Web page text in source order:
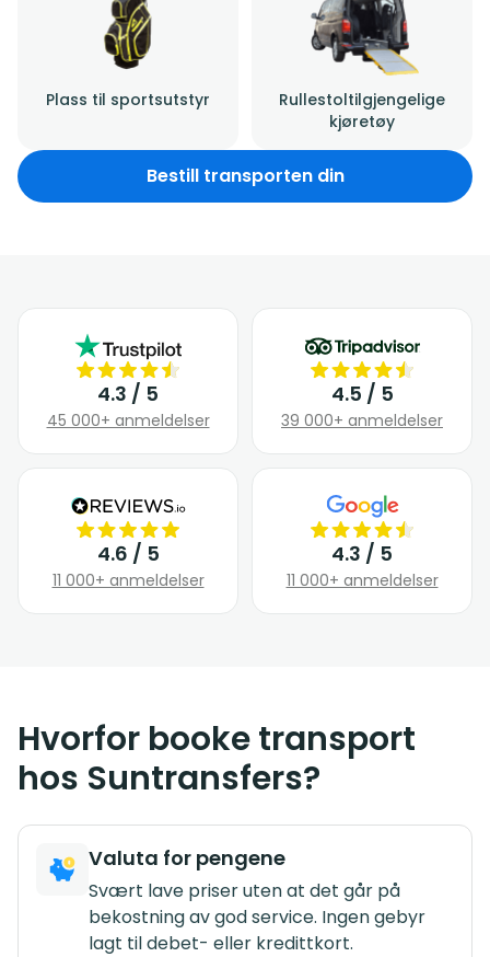
Plass til sportsutstyr
Rullestoltilgjengelige
kjøretøy
Bestill transporten din
4.3 / 5
45 000+ anmeldelser
4.5 / 5
39 000+ anmeldelser
4.6 / 5
11 000+ anmeldelser
4.3 / 5
11 000+ anmeldelser
Hvorfor booke transport
hos Suntransfers?
Valuta for pengene
Svært lave priser uten at det går på
bekostning av god service. Ingen gebyr
lagt til debet- eller kredittkort.